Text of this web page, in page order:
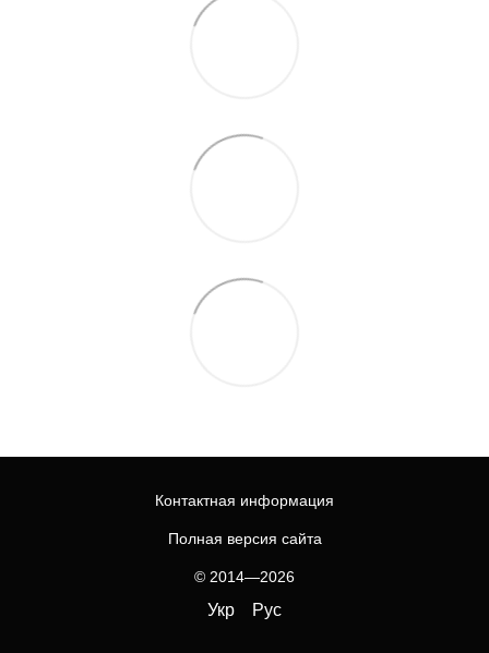
Контактная информация
Полная версия сайта
© 2014—2026
Укр Рус